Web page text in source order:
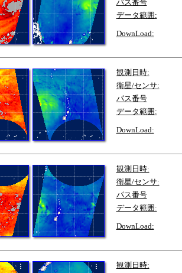
パス番号
データ範囲:
DownLoad:
観測日時:
衛星/センサ:
パス番号
データ範囲:
DownLoad:
観測日時:
衛星/センサ:
パス番号
データ範囲:
DownLoad:
観測日時: